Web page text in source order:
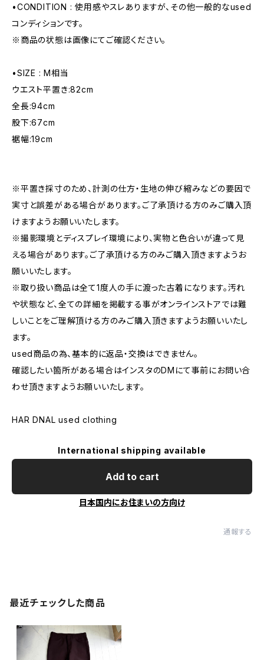
•CONDITION : 使用感やスレありますが、その他一般的なused
コンディションです。
※商品の状態は画像にてご確認ください。
•SIZE : M相当
ウエスト平置き:82cm
全長:94cm
股下:67cm
裾幅:19cm
※平置き採寸のため、計測の仕方・生地の伸び縮みなどの要因で
実寸と誤差がある場合があります。ご了承頂ける方のみご購入頂
けますようお願いいたします。
※撮影環境とディスプレイ環境により、実物と色合いが違って見
える場合があります。ご了承頂ける方のみご購入頂きますようお
願いいたします。
※取り扱い商品は全て1度人の手に渡った古着になります。汚れ
や状態など、全ての詳細を掲載する事がオンラインストアでは難
しいことをご理解頂ける方のみご購入頂きますようお願いいたし
ます。
used商品の為、基本的に返品・交換はできません。
確認したい箇所がある場合はインスタのDMにて事前にお問い合
わせ頂きますようお願いいたします。
HAR DNAL used clothing
International shipping available
Add to cart
日本国内にお住まいの方向け
通報する
最近チェックした商品